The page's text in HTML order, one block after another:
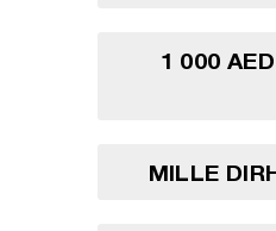
1 000
MILLE